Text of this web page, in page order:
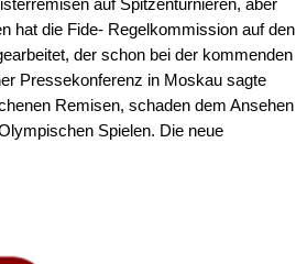
hat die Fide- Regelkommission auf den
der schon bei der kommenden
Pressekonferenz in Moskau sagte
Remisen, schaden dem Ansehen
Spielen. Die neue